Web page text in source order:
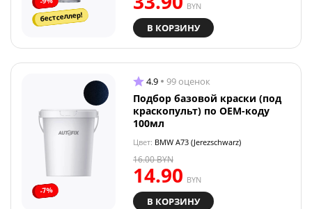
бестселлер!
BYN
В КОРЗИНУ
-7%
4.9 99 оценок
Подбор базовой краски (под
краскопульт) по OEM-коду
100мл
Цвет: BMW A73 (Jerezschwarz)
14.90 BYN
16.00BYN
В КОРЗИНУ